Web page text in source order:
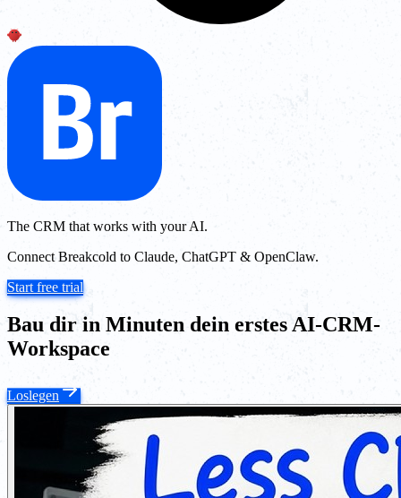
The CRM that works with your AI.
Connect Breakcold to Claude, ChatGPT & OpenClaw.
Start free trial
Bau dir in Minuten dein erstes AI-CRM-
Workspace
Loslegen